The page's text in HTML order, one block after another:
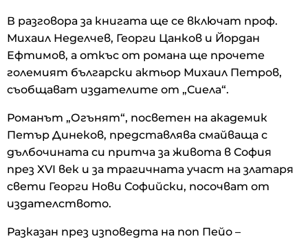
В разговора за книгата ще се включат проф.
Михаил Неделчев, Георги Цанков и Йордан
Ефтимов, а откъс от романа ще прочете
големият български актьор Михаил Петров,
съобщават издателите от „Сиела“.
Романът „Огънят“, посветен на академик
Петър Динеков, представлява смайваща с
дълбочината си притча за живота в София
през XVI век и за трагичната участ на златаря
свети Георги Нови Софийски, посочват от
издателството.
Разказан през изповедта на поп Пейо –